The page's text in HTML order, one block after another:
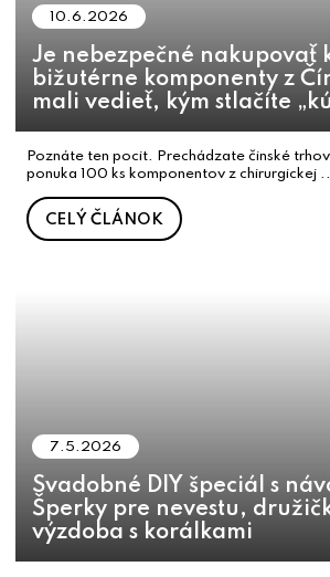
10.6.2026
Je nebezpečné nakupovať
bižutérne komponenty z
mali vedieť, kým stlačíte
Poznáte ten pocit. Prechádzate činské
ponuka 100 ks komponentov z chirurgickej
CELÝ ČLÁNOK
7.5.2026
Svadobné DIY špeciál s
Šperky pre nevestu,
výzdoba s korálkami